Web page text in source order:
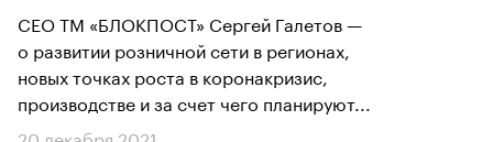
CEO ТМ «БЛОКПОСТ» Сергей Галетов —
о развитии розничной сети в регионах,
новых точках роста в коронакризис,
производстве и за счет чего планируют...